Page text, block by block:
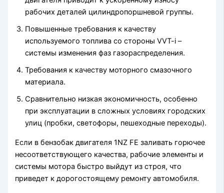
рабочих деталей цилиндропоршневой группы.
Повышенные требования к качеству
используемого топлива со стороны VVT-i –
системы изменения фаз газораспределения.
Требования к качеству моторного смазочного
материала.
Сравнительно низкая экономичность, особенно
при эксплуатации в сложных условиях городских
улиц (пробки, светофоры, пешеходные переходы).
Если в бензобак двигателя 1NZ FE заливать горючее
несоответствующего качества, рабочие элементы и
системы мотора быстро выйдут из строя, что
приведет к дорогостоящему ремонту автомобиля.